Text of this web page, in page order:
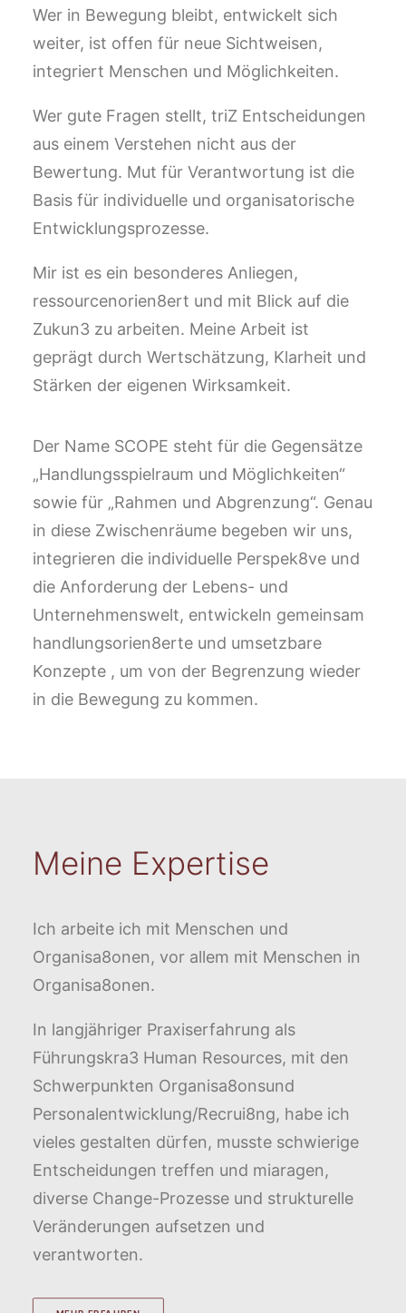
Wer in Bewegung bleibt, entwickelt sich
weiter, ist offen für neue Sichtweisen,
integriert Menschen und Möglichkeiten.
Wer gute Fragen stellt, triZ Entscheidungen
aus einem Verstehen nicht aus der
Bewertung. Mut für Verantwortung ist die
Basis für individuelle und organisatorische
Entwicklungsprozesse.
Mir ist es ein besonderes Anliegen,
ressourcenorien8ert und mit Blick auf die
Zukun3 zu arbeiten. Meine Arbeit ist
geprägt durch Wertschätzung, Klarheit und
Stärken der eigenen Wirksamkeit.
Der Name SCOPE steht für die Gegensätze
„Handlungsspielraum und Möglichkeiten“
sowie für „Rahmen und Abgrenzung“. Genau
in diese Zwischenräume begeben wir uns,
integrieren die individuelle Perspek8ve und
die Anforderung der Lebens- und
Unternehmenswelt, entwickeln gemeinsam
handlungsorien8erte und umsetzbare
Konzepte , um von der Begrenzung wieder
in die Bewegung zu kommen.
Meine Expertise
Ich arbeite ich mit Menschen und
Organisa8onen, vor allem mit Menschen in
Organisa8onen.
In langjähriger Praxiserfahrung als
Führungskra3 Human Resources, mit den
Schwerpunkten Organisa8onsund
Personalentwicklung/Recrui8ng, habe ich
vieles gestalten dürfen, musste schwierige
Entscheidungen treffen und miaragen,
diverse Change-Prozesse und strukturelle
Veränderungen aufsetzen und
verantworten.